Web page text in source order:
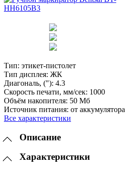
Тип: этикет-пистолет
Тип дисплея: ЖК
Диагональ, ("): 4.3
Скорость печати, мм/сек: 1000
Объём накопителя: 50 Мб
Источник питания: от аккумулятора
Все характеристики
Описание
Характеристики